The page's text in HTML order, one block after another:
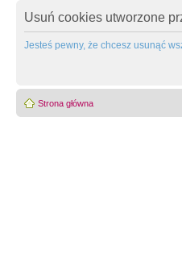
Usuń cookies utworzone
Jesteś pewny, że chcesz usunąć
Strona główna